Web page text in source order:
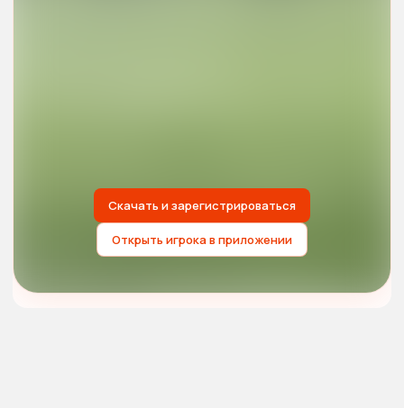
Скачать и зарегистрироваться
Открыть игрока в приложении